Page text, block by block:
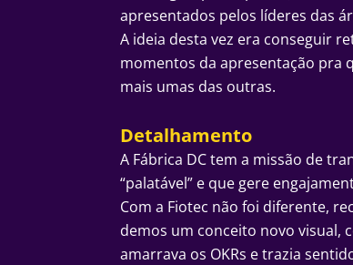
apresentados pelos líderes das
A ideia desta vez era conseguir
momentos da apresentação pra
mais umas das outras.
Detalhamento
A Fábrica DC tem a missão de
“palatável” e que gere
Com a Fiotec não foi diferente,
demos um conceito novo visual,
amarrava os OKRs e trazia